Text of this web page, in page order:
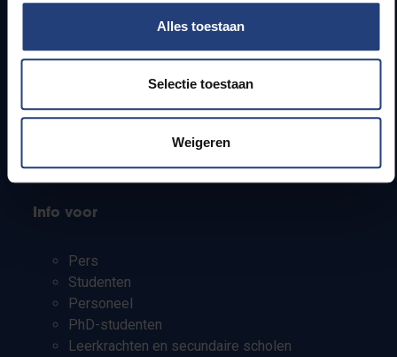
Alles toestaan
Selectie toestaan
Weigeren
Webmail
Bereikbaarheid
Onderzoeksgroepen
Campusfaciliteiten
Info voor
Pers
Studenten
Personeel
PhD-studenten
Leerkrachten en secundaire scholen